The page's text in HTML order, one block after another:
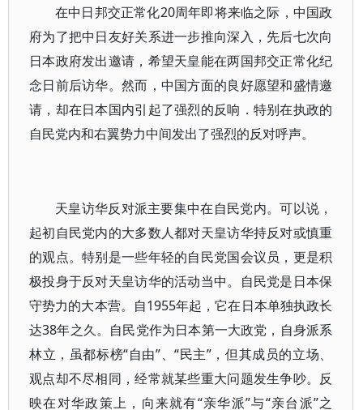
在中日邦交正常化20周年即将来临之际，中国政
府为了把中日友好关系进一步推向深入，先后七次向
日本政府发出邀请，希望天皇能在两国邦交正常化纪
念日前后访华。然而，中国方面的良好愿望和盛情邀
请，却在日本国内引起了强烈的反响．特别在执政的
自民党内和右翼势力中间发出了强烈的反对呼声。
天皇访华反对派主要集中在自民党内。可以说，
起初自民党内的大多数人都对天皇访华持反对或慎重
的观点。特别是一些年轻的自民党国会议员，更是积
极投身于反对天皇访华的活动当中。自民党是日本保
守势力的大本营。自1955年起，它在日本单独执政长
达38年之久。自民党作为日本第一大政党，自身派系
林立，虽都标榜“自由”、“民主”，但其成员的立场、
观点却不尽相同，经常就某些重大问题发生争吵。反
映在对华政策上，向来就有“亲华派”与“亲台派”之